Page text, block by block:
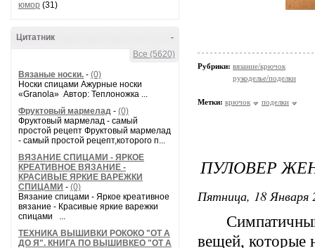
юмор (31)
-
Цитатник
Все (5620)
Вязаные носки. - (0)
Носки спицами Ажурные носки
«Granola» Автор: Теплоножка ...
Фруктовый мармелад - (0)
Фруктовый мармелад - самый
простой рецепт Фруктовый мармелад
- самый простой рецепт,которого п...
ВЯЗАНИЕ СПИЦАМИ - ЯРКОЕ
КРЕАТИВНОЕ ВЯЗАНИЕ -
КРАСИВЫЕ ЯРКИЕ ВАРЕЖКИ
СПИЦАМИ - (0)
Вязание спицами - Яркое креативное
вязание - Красивые яркие варежки
спицами ...
ТЕХНИКА ВЫШИВКИ РОКОКО "ОТ А
ДО Я". КНИГА ПО ВЫШИВКЕО "ОТ А
Рубрики: вязание/крючок
рукоделье/поделки
Метки: крючок поделки
ПУЛОВЕР
Пятница, 18 Января
вещей, которые